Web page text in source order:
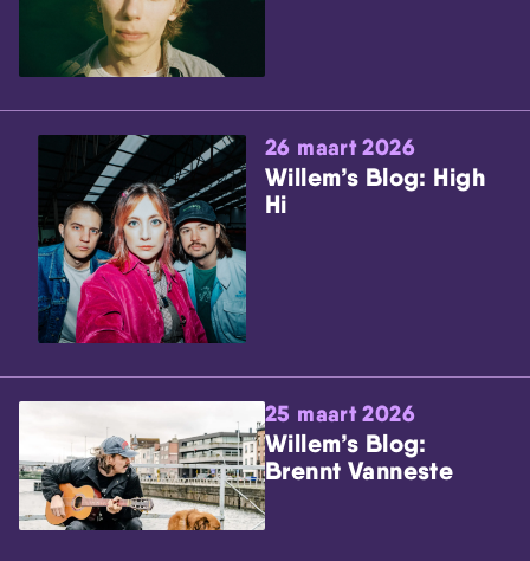
26 maart 2026
Willem’s Blog: High
Hi
25 maart 2026
Willem’s Blog:
Brennt Vanneste